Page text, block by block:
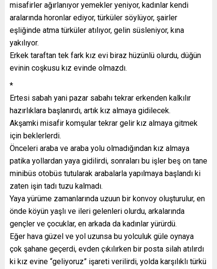
misafirler ağırlanıyor yemekler yeniyor, kadınlar kendi
aralarında horonlar ediyor, türküler söylüyor, şairler
eşliğinde atma türküler atılıyor, gelin süsleniyor, kına
yakılıyor.
Erkek taraftan tek fark kız evi biraz hüzünlü olurdu, düğün
evinin coşkusu kız evinde olmazdı.
*
Ertesi sabah yani pazar sabahı tekrar erkenden kalkılır
hazırlıklara başlanırdı, artık kız almaya gidilecek.
Akşamki misafir komşular tekrar gelir kız almaya gitmek
için beklerlerdi.
Önceleri araba ve araba yolu olmadığından kız almaya
patika yollardan yaya gidilirdi, sonraları bu işler beş on tane
minibüs otobüs tutularak arabalarla yapılmaya başlandı ki
zaten işin tadı tuzu kalmadı.
Yaya yürüme zamanlarında uzuun bir konvoy oluşturulur, en
önde köyün yaşlı ve ileri gelenleri olurdu, arkalarında
gençler ve çocuklar, en arkada da kadınlar yürürdü.
Eğer hava güzel ve yol uzunsa bu yolculuk güle oynaya
çok şahane geçerdi, evden çıkılırken bir posta silah atılırdı
ki kız evine “geliyoruz” işareti verilirdi, yolda karşılıklı türkü